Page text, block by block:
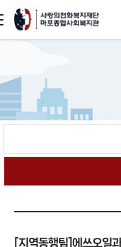
본문
바로가기
[지역동행팀]에쓰오일